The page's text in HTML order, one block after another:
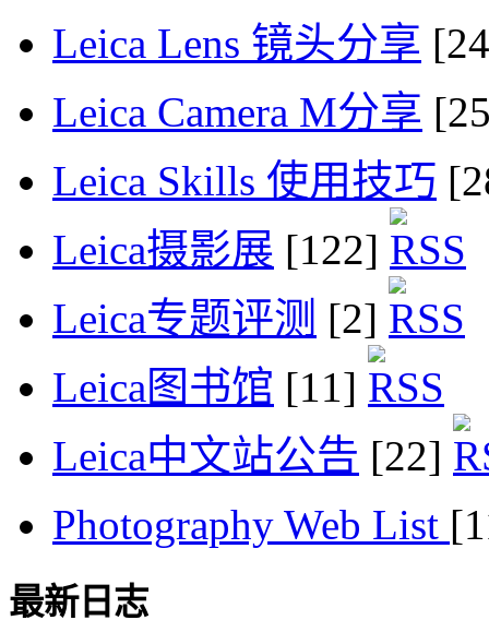
Leica Lens 镜头分享
Leica Camera M分享
Leica Skills 使用技巧
Leica摄影展 [122]
Leica专题评测 [2]
Leica图书馆 [11]
Leica中文站公告 [22]
Photography Web List
最新日志